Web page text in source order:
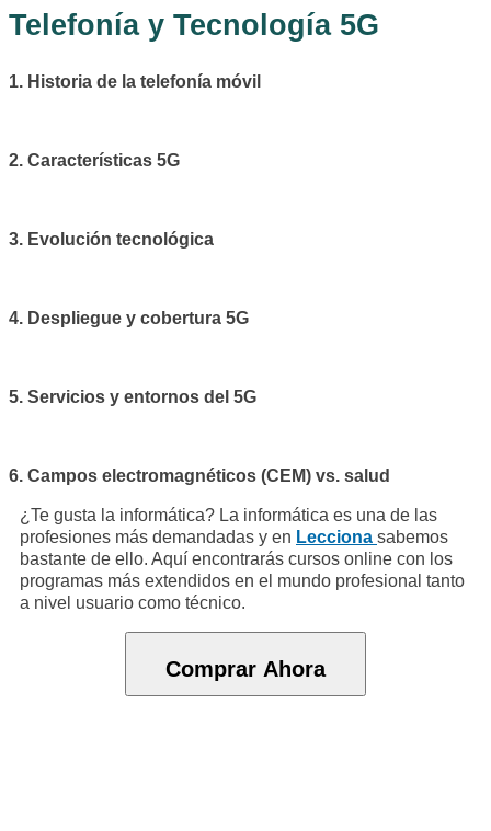
Telefonía y Tecnología 5G
1. Historia de la telefonía móvil
2. Características 5G
3. Evolución tecnológica
4. Despliegue y cobertura 5G
5. Servicios y entornos del 5G
6. Campos electromagnéticos (CEM) vs. salud
¿Te gusta la informática? La informática es una de las
profesiones más demandadas y en Lecciona sabemos
bastante de ello. Aquí encontrarás cursos online con los
programas más extendidos en el mundo profesional tanto
a nivel usuario como técnico.
Comprar Ahora